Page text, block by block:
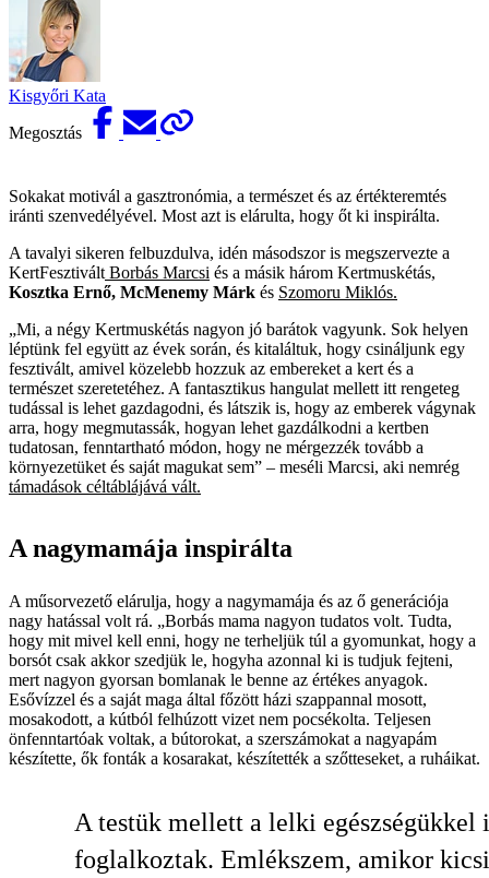
Kisgyőri Kata
Megosztás
Sokakat motivál a gasztronómia, a természet és az értékteremtés
iránti szenvedélyével. Most azt is elárulta, hogy őt ki inspirálta.
A tavalyi sikeren felbuzdulva, idén másodszor is megszervezte a
KertFesztivált Borbás Marcsi és a másik három Kertmuskétás,
Kosztka Ernő, McMenemy Márk és Szomoru Miklós.
„Mi, a négy Kertmuskétás nagyon jó barátok vagyunk. Sok helyen
léptünk fel együtt az évek során, és kitaláltuk, hogy csináljunk egy
fesztivált, amivel közelebb hozzuk az embereket a kert és a
természet szeretetéhez. A fantasztikus hangulat mellett itt rengeteg
tudással is lehet gazdagodni, és látszik is, hogy az emberek vágynak
arra, hogy megmutassák, hogyan lehet gazdálkodni a kertben
tudatosan, fenntartható módon, hogy ne mérgezzék tovább a
környezetüket és saját magukat sem” – meséli Marcsi, aki nemrég
támadások céltáblájává vált.
A nagymamája inspirálta
A műsorvezető elárulja, hogy a nagymamája és az ő generációja
nagy hatással volt rá. „Borbás mama nagyon tudatos volt. Tudta,
hogy mit mivel kell enni, hogy ne terheljük túl a gyomunkat, hogy a
borsót csak akkor szedjük le, hogyha azonnal ki is tudjuk fejteni,
mert nagyon gyorsan bomlanak le benne az értékes anyagok.
Esővízzel és a saját maga által főzött házi szappannal mosott,
mosakodott, a kútból felhúzott vizet nem pocsékolta. Teljesen
önfenntartóak voltak, a bútorokat, a szerszámokat a nagyapám
készítette, ők fonták a kosarakat, készítették a szőtteseket, a ruháikat.
A testük mellett a lelki egészségükkel
foglalkoztak. Emlékszem, amikor kicsi